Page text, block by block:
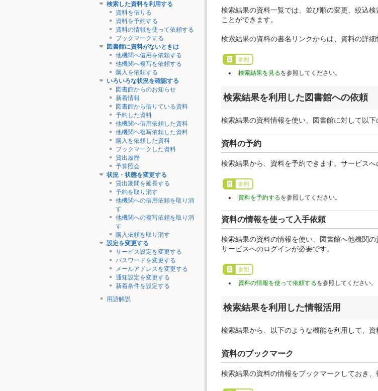
検索した資料を利用する
資料を借りる
資料を予約する
資料の情報を使って依頼する
ブックマークする
図書館に資料がないときは
他機関へ借用を依頼する
他機関へ複写を依頼する
購入を依頼する
いろいろな状況を確認する
図書館からのお知らせ
新着情報
図書館から借りている資料
予約した資料
他機関へ借用依頼した資料
他機関へ複写依頼した資料
購入を依頼した資料
ブックマークした資料
貸出履歴
予算照会
状況・状態を変更する
貸出期間を延長する
予約を取り消す
他機関への借用依頼を取り消
す
他機関への複写依頼を取り消
す
購入依頼を取り消す
設定を変更する
サービス設定を変更する
パスワードを変更する
メールアドレスを変更する
通知設定を変更する
新着条件を設定する
用語解説
検索結果の資料一覧では、並び順の変更、絞込
ことができます。
検索結果の資料の書名リンクからは、資料の詳細
参照
検索結果を見るを参照してください。
検索結果を利用した図書館への依頼
検索結果の資料情報を使い、図書館に対して以下
資料の予約
検索結果から、資料を予約できます。サービスへ
参照
資料を予約するを参照してください。
資料の情報を使って入手依頼
検索結果の資料の情報を使い、図書館へ他機関の
サービスへのログインが必要です。
参照
資料の情報を使って依頼するを参照してください。
検索結果を利用した情報活用
検索結果から、以下のような機能を利用して、資
資料のブックマーク
検索結果の資料の情報をブックマークしておき、